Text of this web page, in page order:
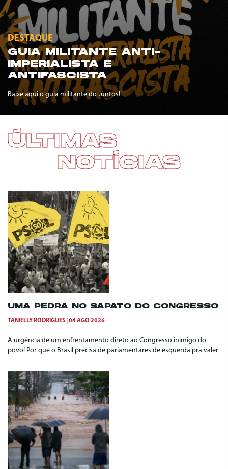
DESTAQUE
GUIA MILITANTE ANTI-
IMPERIALISTA E
ANTIFASCISTA
Baixe aqui o guia militante do Juntos!
ÚLTIMAS
NOTÍCIAS
UMA PEDRA NO SAPATO DO CONGRESSO
TANIELLY RODRIGUES 04 AGO 2026
A urgência de um enfrentamento direto ao Congresso inimigo do
povo! Por que o Brasil precisa de parlamentares de esquerda pra valer